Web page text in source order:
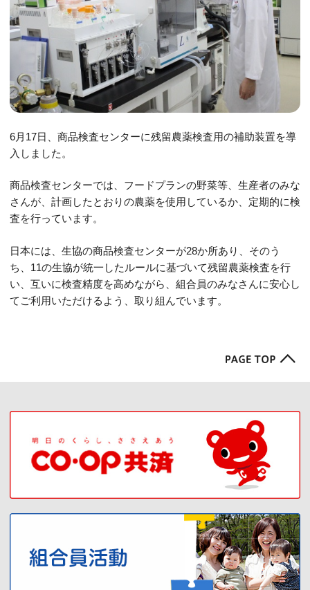
6月17日、商品検査センターに残留農薬検査用の補助装置を導
入しました。
商品検査センターでは、フードプランの野菜等、生産者のみな
さんが、計画したとおりの農薬を使用しているか、定期的に検
査を行っています。
日本には、生協の商品検査センターが28か所あり、そのう
ち、11の生協が統一したルールに基づいて残留農薬検査を行
い、互いに検査精度を高めながら、組合員のみなさんに安心し
てご利用いただけるよう、取り組んでいます。